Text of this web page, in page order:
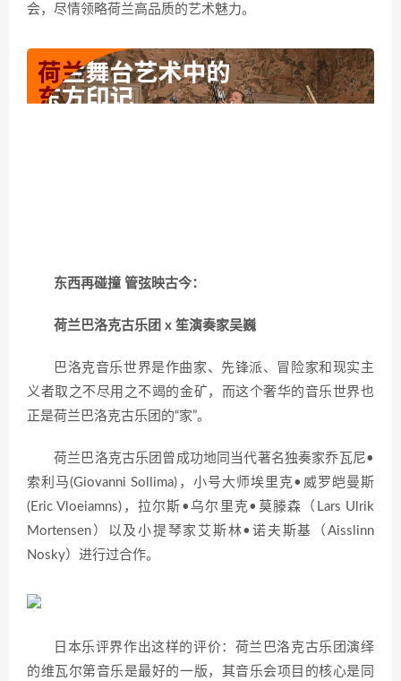
会，尽情领略荷兰高品质的艺术魅力。
东西再碰撞 管弦映古今：
荷兰巴洛克古乐团 x 笙演奏家吴巍
巴洛克音乐世界是作曲家、先锋派、冒险家和现实主
义者取之不尽用之不竭的金矿，而这个奢华的音乐世界也
正是荷兰巴洛克古乐团的“家”。
荷兰巴洛克古乐团曾成功地同当代著名独奏家乔瓦尼•
索利马(Giovanni Sollima)，小号大师埃里克•威罗皑曼斯
(Eric Vloeiamns)，拉尔斯•乌尔里克•莫滕森（Lars Ulrik
Mortensen）以及小提琴家艾斯林•诺夫斯基（Aisslinn
Nosky）进行过合作。
日本乐评界作出这样的评价：荷兰巴洛克古乐团演绎
的维瓦尔第音乐是最好的一版，其音乐会项目的核心是同